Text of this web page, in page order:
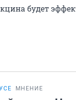
будет
МНЕНИЕ